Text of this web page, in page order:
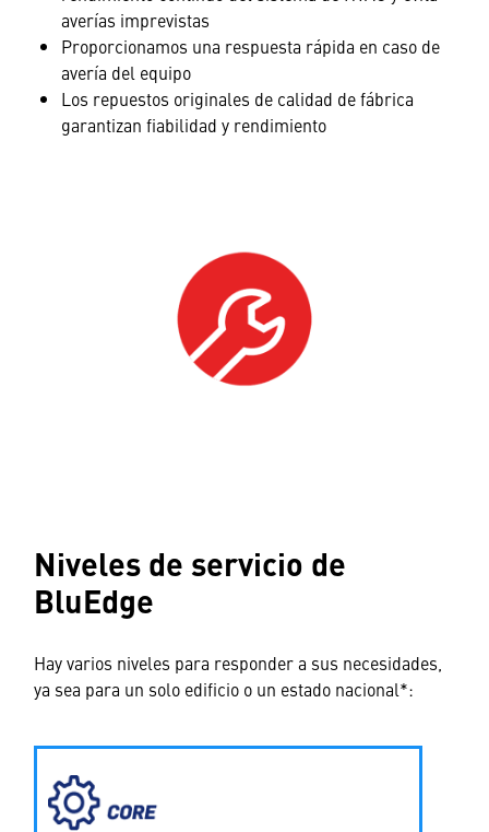
averías imprevistas
Proporcionamos una respuesta rápida en caso de
avería del equipo
Los repuestos originales de calidad de fábrica
garantizan fiabilidad y rendimiento
Niveles de servicio de
BluEdge
Hay varios niveles para responder a sus necesidades,
ya sea para un solo edificio o un estado nacional*: